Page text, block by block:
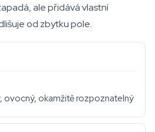
ale přidává vlastní
od zbytku pole.
ovocný, okamžitě rozpoznatelný